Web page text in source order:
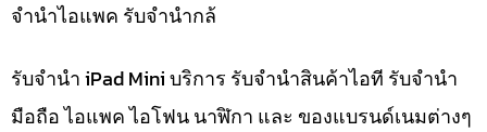
จำนำไอแพค รับจำนำกล้
รับจำนำ iPad Mini บริการ รับจำนำสินค้าไอที รับจำนำ
มือถือ ไอแพค ไอโฟน นาฬิกา และ ของแบรนด์เนมต่างๆ